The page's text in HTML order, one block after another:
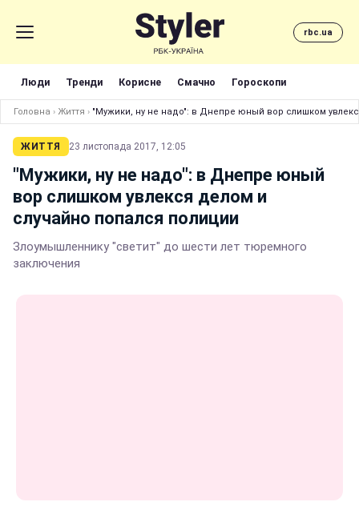
rbc.ua
Люди Тренди Корисне Смачно Гороскопи
Головна › Життя › "Мужики, ну не надо": в Днепре юный вор слишком
ЖИТТЯ 23 листопада 2017, 12:05
"Мужики, ну не надо": в Днепре юный
вор слишком увлекся делом и
случайно попался полиции
Злоумышленнику "светит" до шести лет тюремного
заключения